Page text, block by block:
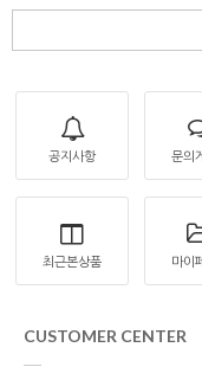
공지사항 문의
최근본상품 마이
CUSTOMER CENTER